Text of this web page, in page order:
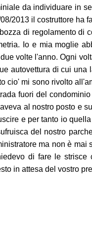
da individuare in
2013 il costruttore
di regolamento di
Io e mia moglie
volte l'anno. Ogni
autovettura di cui
cio' mi sono rivolto
fuori del
al nostro posto e
e per tanto io
del nostro
ma non è
di fare le
in attesa del vostro